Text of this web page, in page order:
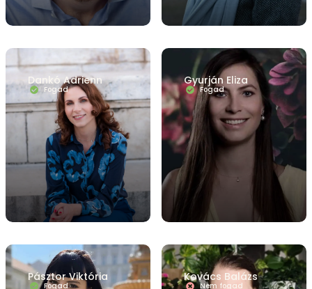
Dankó Adrienn
Fogad
Gyurján Eliza
Fogad
Pásztor Viktória
Fogad
Kovács Balázs
Nem fogad